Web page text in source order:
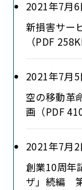
2021年7月6
新損害サー
（PDF
2021年7月5
空の移動革
画（PDF
2021年7月2
創業10周年
ザ」続編 第